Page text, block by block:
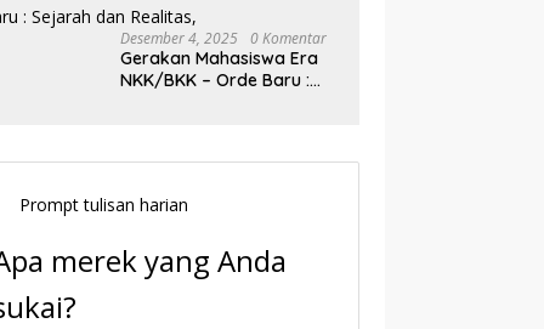
Desember 4, 2025 0 Komentar
Gerakan Mahasiswa Era
NKK/BKK – Orde Baru :
Prompt tulisan harian
merek yang Anda